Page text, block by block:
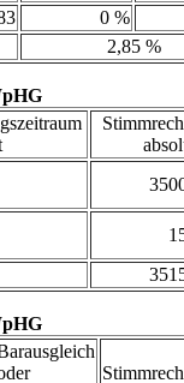
0 %
2,85 %